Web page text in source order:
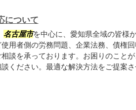
について
名古屋市を中心に、愛知県全域の皆様
用者側の労務問題、企業法務、債権
談を承っております。お困りのことが
ください。最適な解決方法をご提案